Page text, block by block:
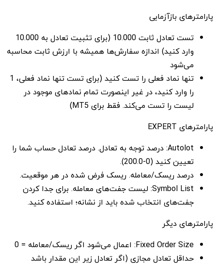
پارامترهای بازآزمایی
تست تعادل ثابت 10.000 (برای تثبیت تعادل به 10.000
وارد کنید) اندازه سفارش‌ها همیشه با ارزش ثابت محاسبه
می‌شود
تنها نماد فعلی را تست کنید (برای تست تنها نماد فعلی، 1
را وارد کنید، در غیر اینصورت تمام نمادهای موجود در
لیست را تست می‌کند. فقط برای MT5)
پارامترهای EXPERT
Autolot: درصد توجه به تعادل. درصد تعادل حساب شما را
تعیین کنید (0-200.0).
درصد ریسک/معامله. ریسک فرض شده در هر موقعیت.
Symbol List: لیست جفت‌های معامله. برای جدا کردن
جفت‌های انتخاب شده باید از نشانه؛ استفاده کنید.
پارامترهای دیگر
Fixed Order Size: اعمال می‌شود اگر ریسک/معامله = 0
حداقل تعادل مجازی (اگر تعادل زیر این مقدار باشد